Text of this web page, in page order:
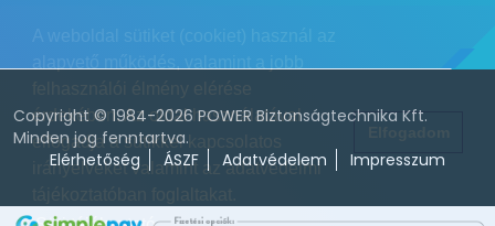
Copyright © 1984-2026 POWER Biztonságtechnika Kft.
Minden jog fenntartva.
Elérhetőség
ÁSZF Adatvédelem Impresszum
A weboldal sütiket (cookiet) használ az
érdekében. Az oldal használatával
elfogadja a sütikkel kapcsolatos
irányelveket valamint az adatvédelmi